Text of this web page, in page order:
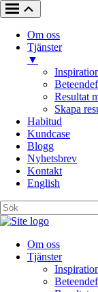
Om oss
Tjänster
▼
Resultat
Skapa
Habitud
Kundcase
Blogg
Nyhetsbrev
Kontakt
English
Om oss
Tjänster